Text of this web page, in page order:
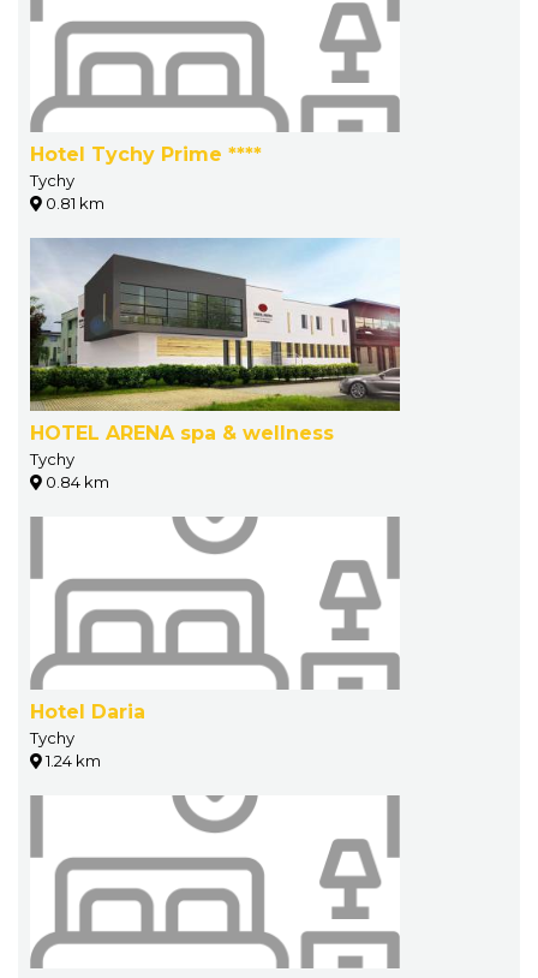
Hotel Tychy Prime ****
Tychy
0.81 km
HOTEL ARENA spa & wellness
Tychy
0.84 km
Hotel Daria
Tychy
1.24 km